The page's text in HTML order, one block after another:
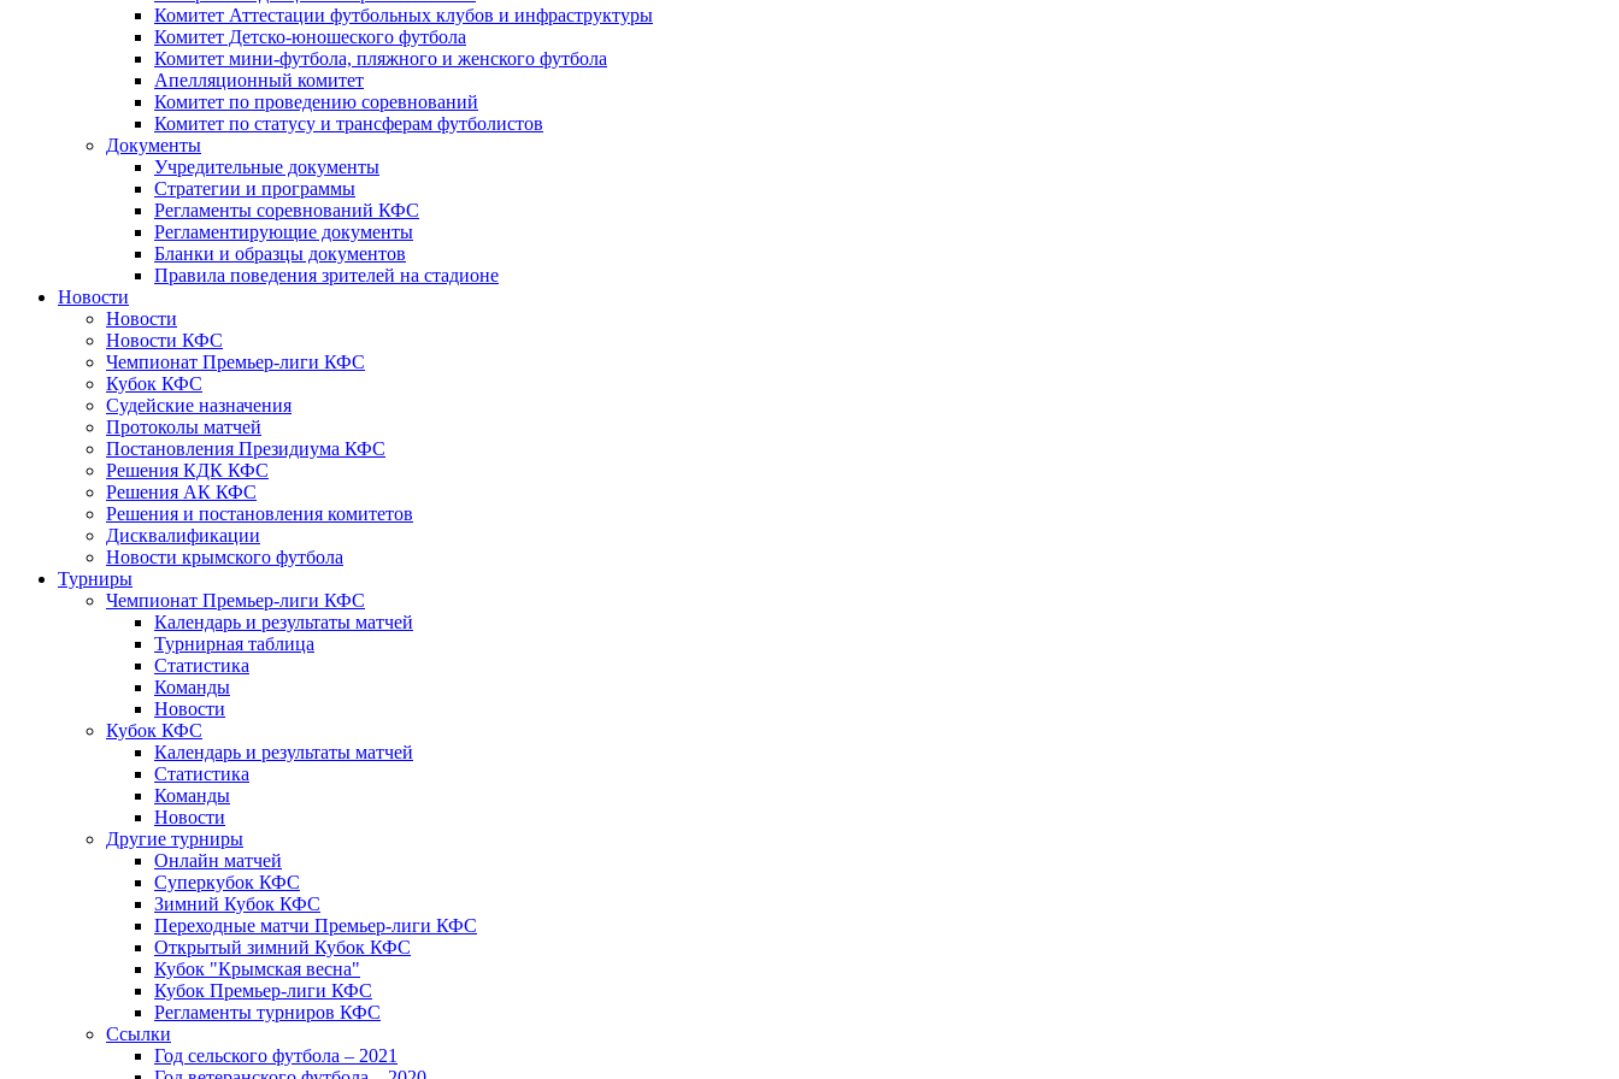
Комитет Аттестации футбольных клубов и инфраструктуры
Комитет Детско-юношеского футбола
Комитет мини-футбола, пляжного и женского футбола
Апелляционный комитет
Комитет по проведению соревнований
Комитет по статусу и трансферам футболистов
Документы
Учредительные документы
Стратегии и программы
Регламенты соревнований КФС
Регламентирующие документы
Бланки и образцы документов
Правила поведения зрителей на стадионе
Новости
Новости
Новости КФС
Чемпионат Премьер-лиги КФС
Кубок КФС
Судейские назначения
Протоколы матчей
Постановления Президиума КФС
Решения КДК КФС
Решения АК КФС
Решения и постановления комитетов
Дисквалификации
Новости крымского футбола
Турниры
Чемпионат Премьер-лиги КФС
Календарь и результаты матчей
Турнирная таблица
Статистика
Команды
Новости
Кубок КФС
Календарь и результаты матчей
Статистика
Команды
Новости
Другие турниры
Онлайн матчей
Суперкубок КФС
Зимний Кубок КФС
Переходные матчи Премьер-лиги КФС
Открытый зимний Кубок КФС
Кубок "Крымская весна"
Кубок Премьер-лиги КФС
Регламенты турниров КФС
Ссылки
Год сельского футбола – 2021